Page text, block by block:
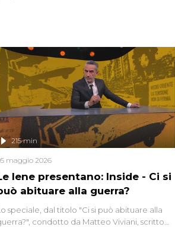
Iene presentano: Inside - Ci si
abituare alla guerra?
215 min
maggio 2026
speciale, dal titolo "Ci si può abituare alla
condotto da Matteo Viviani, scritto